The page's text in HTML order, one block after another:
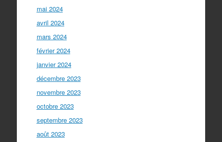
mai 2024
avril 2024
mars 2024
février 2024
janvier 2024
décembre 2023
novembre 2023
octobre 2023
septembre 2023
août 2023